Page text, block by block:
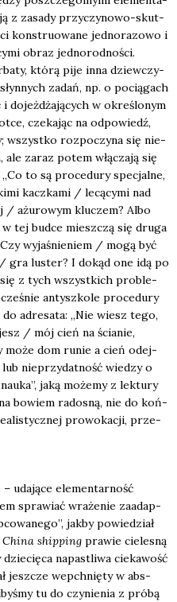
z zasa­dy przy­czy­no­wo-skut­
kon­stru­owa­ne jed­no­ra­zo­wo i
obraz jed­no­rod­no­ści.
któ­rą pije inna dziew­czy­
zadań, np. o pocią­gach
dojeż­dża­ją­cych w okre­ślo­nym
cze­ka­jąc na odpo­wiedź,
wszyst­ko roz­po­czy­na się nie­
zaraz potem włą­cza­ją się
to są pro­ce­du­ry spe­cjal­ne,
kacz­ka­mi / lecą­cy­mi nad
/ ażu­ro­wym klu­czem? Albo
tej bud­ce miesz­czą się dru­ga
wyja­śnie­niem / mogą być
gra luster? I dokąd one idą po
się z tych wszyst­kich pro­ble­
antysz­ko­le pro­ce­du­ry
adre­sa­ta: „Nie wiesz tego,
/ mój cień na ścia­nie,
może dom runie a cień odej­
nie­przy­dat­ność wie­dzy o
jaką może­my z lek­tu­ry
bowiem rado­sną, nie do koń­
pro­wo­ka­cji, prze­
uda­ją­ce ele­men­tar­ność
spra­wiać wra­że­nie zaadap­
jak­by powie­dział
Chi­na ship­ping pra­wie cie­le­sną
napa­stli­wa cie­ka­wość
jesz­cze wepchnię­ty w abs­
tu do czy­nie­nia z pró­bą